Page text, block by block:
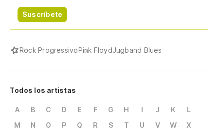
Suscríbete
Rock ProgressivoPink FloydJugband Blues
Todos los artistas
A B C D E F G H I J K
L
M
N O P Q R S T U V W
X